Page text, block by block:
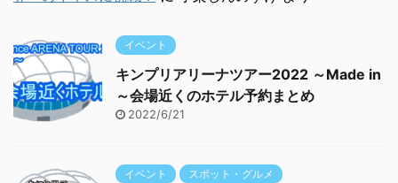
イベント
キンプリアリーナツアー2022 ～Made in
～会場近くのホテル予約まとめ
2022/6/21
イベント スポット・グルメ